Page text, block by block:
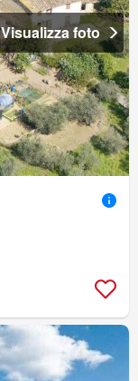
Visualizza foto